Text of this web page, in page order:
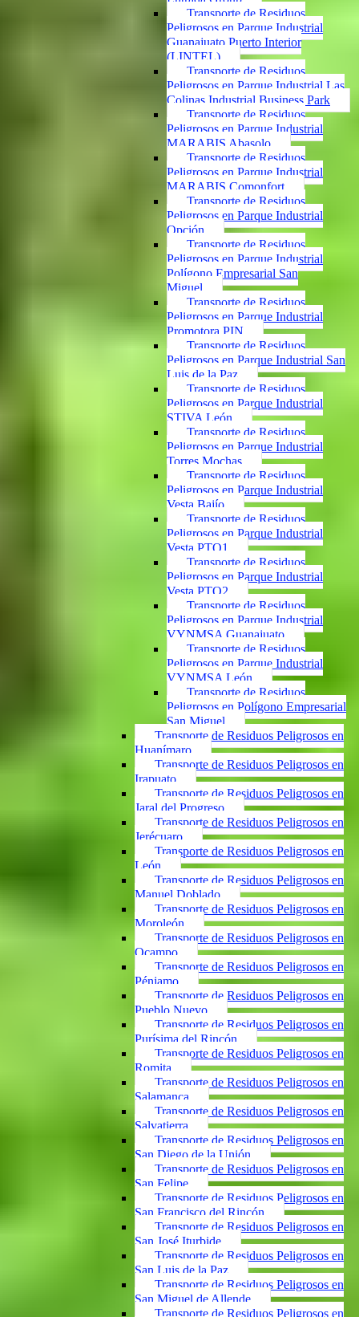
Transporte de Residuos
Peligrosos en Parque Industrial
Guanajuato Puerto Interior
(LINTEL)
Transporte de Residuos
Peligrosos en Parque Industrial Las
Colinas Industrial Business Park
Transporte de Residuos
Peligrosos en Parque Industrial
MARABIS Abasolo
Transporte de Residuos
Peligrosos en Parque Industrial
MARABIS Comonfort
Transporte de Residuos
Peligrosos en Parque Industrial
Opción
Transporte de Residuos
Peligrosos en Parque Industrial
Polígono Empresarial San
Miguel
Transporte de Residuos
Peligrosos en Parque Industrial
Promotora PIN
Transporte de Residuos
Peligrosos en Parque Industrial San
Luis de la Paz
Transporte de Residuos
Peligrosos en Parque Industrial
STIVA León
Transporte de Residuos
Peligrosos en Parque Industrial
Torres Mochas
Transporte de Residuos
Peligrosos en Parque Industrial
Vesta Bajío
Transporte de Residuos
Peligrosos en Parque Industrial
Vesta PTO1
Transporte de Residuos
Peligrosos en Parque Industrial
Vesta PTO2
Transporte de Residuos
Peligrosos en Parque Industrial
VYNMSA Guanajuato
Transporte de Residuos
Peligrosos en Parque Industrial
VYNMSA León
Transporte de Residuos
Peligrosos en Polígono Empresarial
San Miguel
Transporte de Residuos Peligrosos en
Huanímaro
Transporte de Residuos Peligrosos en
Irapuato
Transporte de Residuos Peligrosos en
Jaral del Progreso
Transporte de Residuos Peligrosos en
Jerécuaro
Transporte de Residuos Peligrosos en
León
Transporte de Residuos Peligrosos en
Manuel Doblado
Transporte de Residuos Peligrosos en
Moroleón
Transporte de Residuos Peligrosos en
Ocampo
Transporte de Residuos Peligrosos en
Pénjamo
Transporte de Residuos Peligrosos en
Pueblo Nuevo
Transporte de Residuos Peligrosos en
Purísima del Rincón
Transporte de Residuos Peligrosos en
Romita
Transporte de Residuos Peligrosos en
Salamanca
Transporte de Residuos Peligrosos en
Salvatierra
Transporte de Residuos Peligrosos en
San Diego de la Unión
Transporte de Residuos Peligrosos en
San Felipe
Transporte de Residuos Peligrosos en
San Francisco del Rincón
Transporte de Residuos Peligrosos en
San José Iturbide
Transporte de Residuos Peligrosos en
San Luis de la Paz
Transporte de Residuos Peligrosos en
San Miguel de Allende
Transporte de Residuos Peligrosos en